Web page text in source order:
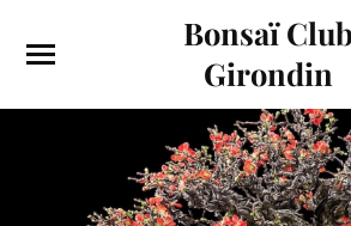
Bonsaï Club
Girondin